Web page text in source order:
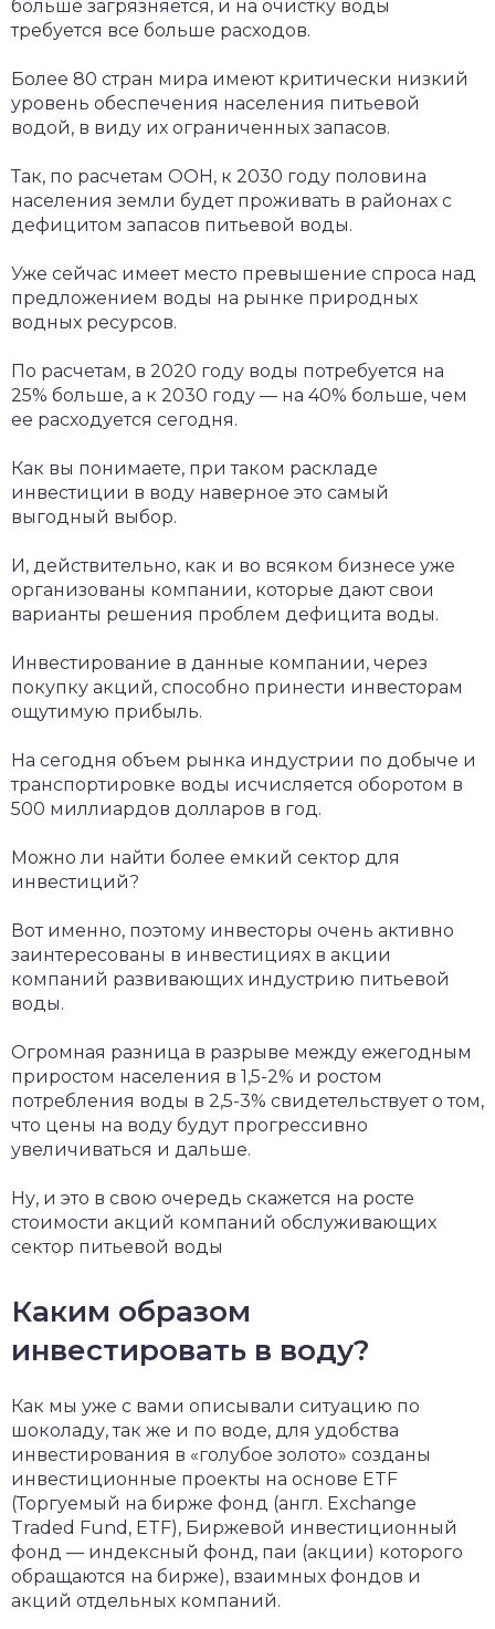
больше загрязняется, и на очистку воды
требуется все больше расходов.
Более 80 стран мира имеют критически низкий
уровень обеспечения населения питьевой
водой, в виду их ограниченных запасов.
Так, по расчетам ООН, к 2030 году половина
населения земли будет проживать в районах с
дефицитом запасов питьевой воды.
Уже сейчас имеет место превышение спроса над
предложением воды на рынке природных
водных ресурсов.
По расчетам, в 2020 году воды потребуется на
25% больше, а к 2030 году — на 40% больше, чем
ее расходуется сегодня.
Как вы понимаете, при таком раскладе
инвестиции в воду наверное это самый
выгодный выбор.
И, действительно, как и во всяком бизнесе уже
организованы компании, которые дают свои
варианты решения проблем дефицита воды.
Инвестирование в данные компании, через
покупку акций, способно принести инвесторам
ощутимую прибыль.
На сегодня объем рынка индустрии по добыче и
транспортировке воды исчисляется оборотом в
500 миллиардов долларов в год.
Можно ли найти более емкий сектор для
инвестиций?
Вот именно, поэтому инвесторы очень активно
заинтересованы в инвестициях в акции
компаний развивающих индустрию питьевой
воды.
Огромная разница в разрыве между ежегодным
приростом населения в 1,5-2% и ростом
потребления воды в 2,5-3% свидетельствует о том,
что цены на воду будут прогрессивно
увеличиваться и дальше.
Ну, и это в свою очередь скажется на росте
стоимости акций компаний обслуживающих
сектор питьевой воды
Каким образом
инвестировать в воду?
Как мы уже с вами описывали ситуацию по
шоколаду, так же и по воде, для удобства
инвестирования в «голубое золото» созданы
инвестиционные проекты на основе ETF
(Торгуемый на бирже фонд (англ. Exchange
Traded Fund, ETF), Биржевой инвестиционный
фонд — индексный фонд, паи (акции) которого
обращаются на бирже), взаимных фондов и
акций отдельных компаний.